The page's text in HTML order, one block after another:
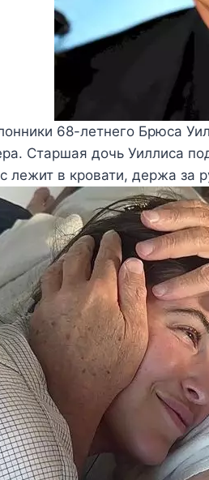
68-летнего Брюса
Старшая дочь Уиллиса
лежит в кровати, держа за